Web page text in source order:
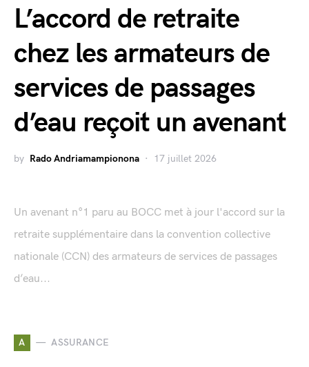
L’accord de retraite
chez les armateurs de
services de passages
d’eau reçoit un avenant
by Rado Andriamampionona 17 juillet 2026
Un avenant n°1 paru au BOCC met à jour l'accord sur la
retraite supplémentaire dans la convention collective
nationale (CCN) des armateurs de services de passages
d’eau...
A ASSURANCE